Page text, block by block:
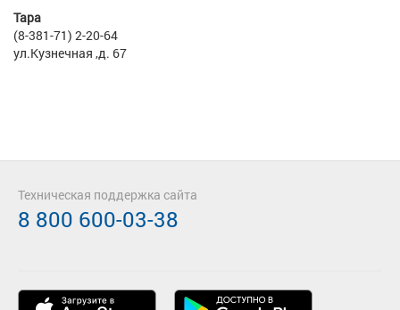
Тара
(8-381-71) 2-20-64
ул.Кузнечная ,д. 67
Техническая поддержка сайта
8 800 600-03-38